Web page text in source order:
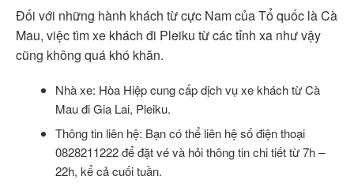
Đối với những hành khách từ cực Nam của Tổ quốc là Cà
Mau, việc tìm xe khách đi Pleiku từ các tỉnh xa như vậy
cũng không quá khó khăn.
Nhà xe: Hòa Hiệp cung cấp dịch vụ xe khách từ Cà
Mau đi Gia Lai, Pleiku.
Thông tin liên hệ: Bạn có thể liên hệ số điện thoại
0828211222 để đặt vé và hỏi thông tin chi tiết từ 7h –
22h, kể cả cuối tuần.